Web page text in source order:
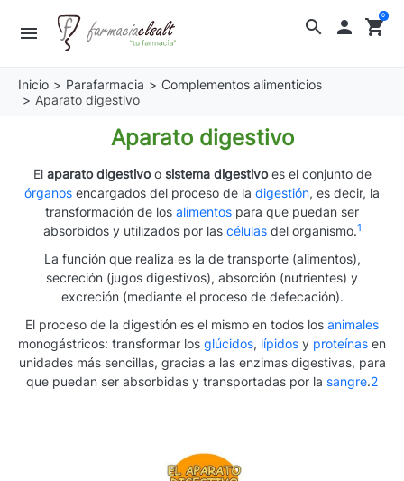
search
menu  shopping_cart
0
Inicio Parafarmacia
Complementos alimenticios
Aparato digestivo
Aparato digestivo
El aparato digestivoo sistema digestivoes el conjunto de
órganos encargados del proceso de la digestión, es decir, la
transformación de los alimentos para que puedan ser
absorbidos y utilizados por las célulasdel organismo.1
La función que realiza es la de transporte (alimentos),
secreción (jugos digestivos), absorción (nutrientes) y
excreción (mediante el proceso de defecación).
El proceso de la digestión es el mismo en todos los animales
monogástricos: transformar los glúcidos, lípidos y proteínas en
unidades más sencillas, gracias a las enzimas digestivas, para
que puedan ser absorbidas y transportadas por la sangre.2